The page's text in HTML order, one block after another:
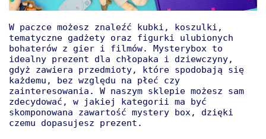
W paczce możesz znaleźć kubki, koszulki,
tematyczne gadżety oraz figurki ulubionych
bohaterów z gier i filmów. Mysterybox to
idealny prezent dla chłopaka i dziewczyny,
gdyż zawiera przedmioty, które spodobają się
każdemu, bez względu na płeć czy
zainteresowania. W naszym sklepie możesz sam
zdecydować, w jakiej kategorii ma być
skomponowana zawartość mystery box, dzięki
czemu dopasujesz prezent.